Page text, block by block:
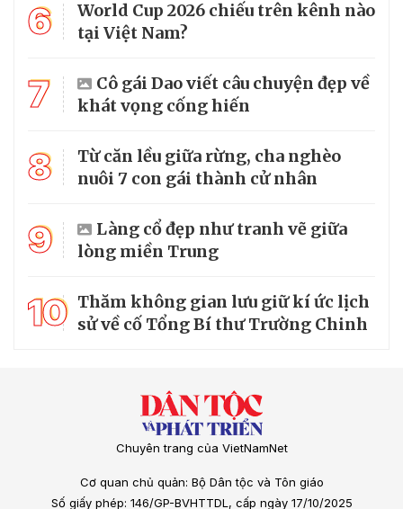
6
World Cup 2026 chiếu trên kênh nào
tại Việt Nam?
7
Cô gái Dao viết câu chuyện đẹp về
khát vọng cống hiến
8
Từ căn lều giữa rừng, cha nghèo
nuôi 7 con gái thành cử nhân
9
Làng cổ đẹp như tranh vẽ giữa
lòng miền Trung
10 Thăm không gian lưu giữ kí ức lịch
sử về cố Tổng Bí thư Trường Chinh
Chuyên trang của VietNamNet
Cơ quan chủ quản: Bộ Dân tộc và Tôn giáo
Số giấy phép: 146/GP-BVHTTDL, cấp ngày 17/10/2025